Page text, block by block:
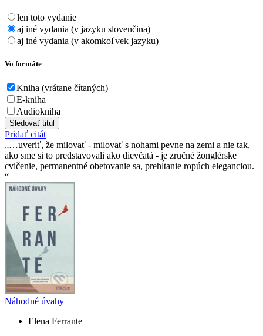
len toto vydanie
aj iné vydania (v jazyku slovenčina)
aj iné vydania (v akomkoľvek jazyku)
Vo formáte
Kniha (vrátane čítaných)
E-kniha
Audiokniha
Sledovať titul
Pridať citát
…uveriť, že milovať - milovať s nohami pevne na zemi a nie tak,
ako sme si to predstavovali ako dievčatá - je zručné žonglérske
cvičenie, permanentné obetovanie sa, prehĺtanie ropúch eleganciou.
Náhodné úvahy
Elena Ferrante